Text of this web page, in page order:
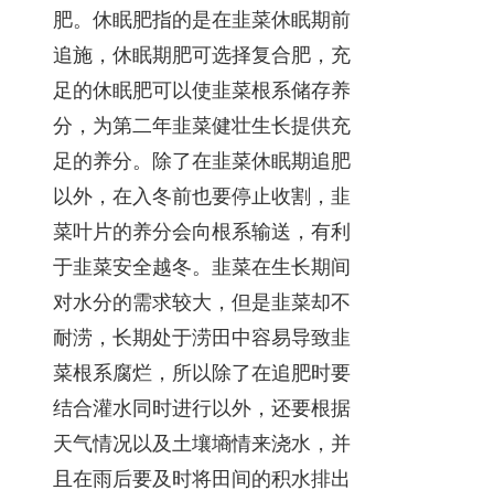
肥。休眠肥指的是在韭菜休眠期前
追施，休眠期肥可选择复合肥，充
足的休眠肥可以使韭菜根系储存养
分，为第二年韭菜健壮生长提供充
足的养分。除了在韭菜休眠期追肥
以外，在入冬前也要停止收割，韭
菜叶片的养分会向根系输送，有利
于韭菜安全越冬。韭菜在生长期间
对水分的需求较大，但是韭菜却不
耐涝，长期处于涝田中容易导致韭
菜根系腐烂，所以除了在追肥时要
结合灌水同时进行以外，还要根据
天气情况以及土壤墒情来浇水，并
且在雨后要及时将田间的积水排出